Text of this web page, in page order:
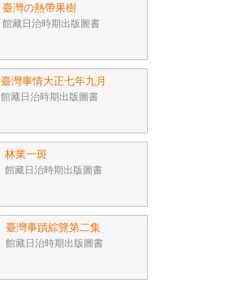
臺灣の熱帶果樹
館藏日治時期出版圖書
臺灣事情大正七年九月
館藏日治時期出版圖書
林業一斑
館藏日治時期出版圖書
臺灣事蹟綜覽第二集
館藏日治時期出版圖書